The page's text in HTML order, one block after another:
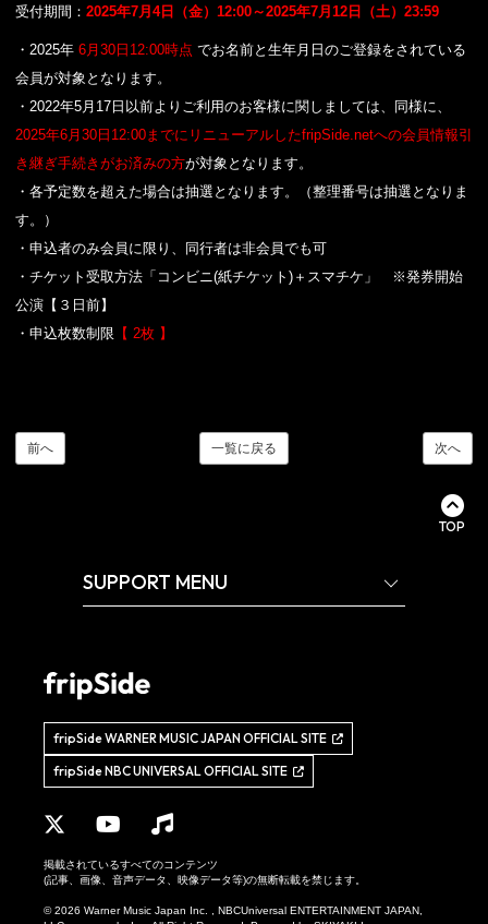
受付期間： 2025年7月4日（金）12:00～2025年7月12日（土）23:59
・2025年 6月30日12:00時点 でお名前と生年月日のご登録をされている
会員が対象となります。
・2022年5月17日以前よりご利用のお客様に関しましては、同様に、
2025年6月30日12:00までにリニューアルしたfripSide.netへの会員情報引
き継ぎ手続きがお済みの方が対象となります。
・各予定数を超えた場合は抽選となります。（整理番号は抽選となりま
す。）
・申込者のみ会員に限り、同行者は非会員でも可
・チケット受取方法「コンビニ(紙チケット)＋スマチケ」 ※発券開始
公演【３日前】
・申込枚数制限 【 2枚 】
前へ 一覧に戻る 次へ
TOP
SUPPORT MENU
fripSide WARNER MUSIC JAPAN OFFICIAL SITE
fripSide NBC UNIVERSAL OFFICIAL SITE
掲載されているすべてのコンテンツ
(記事、画像、音声データ、映像データ等)の無断転載を禁じます。
© 2026 Warner Music Japan Inc. , NBCUniversal ENTERTAINMENT JAPAN,